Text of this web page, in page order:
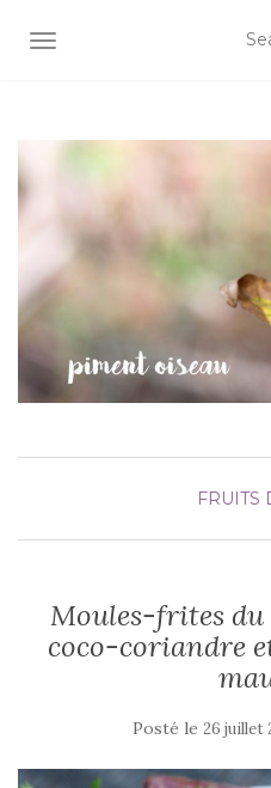
AFFICHER/MASQUER LA
FRUITS
Moules-frites du
coco-coriandre
Posté le 26 juillet